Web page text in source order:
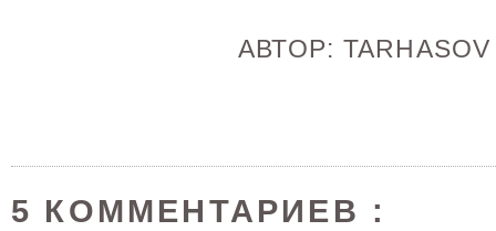
АВТОР:
5 КОММЕНТАРИЕВ :